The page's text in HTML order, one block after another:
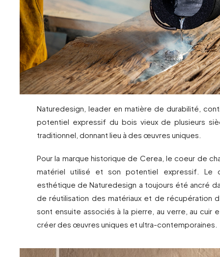
Naturedesign, leader en matière de durabilité,
potentiel expressif du bois vieux de plusieurs
traditionnel, donnant lieu à des œuvres uniques.
Pour la marque historique de Cerea, le coeur de
matériel utilisé et son potentiel expressif. Le
esthétique de Naturedesign a toujours été ancré
de réutilisation des matériaux et de récupération
sont ensuite associés à la pierre, au verre, au cuir
créer des œuvres uniques et ultra-contemporaines.